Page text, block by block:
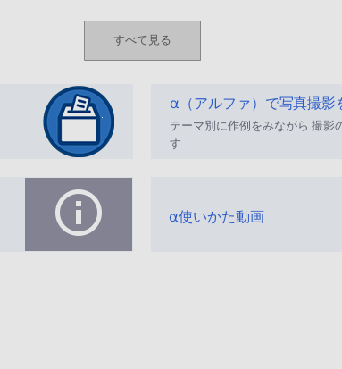
すべて見る
α（アルファ）で写真撮影
テーマ別に作例をみながら 撮影
す
α使いかた動画